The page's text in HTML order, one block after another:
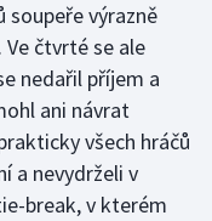
soupeře výrazně
čtvrté se ale
nedařil příjem a
ani návrat
všech hráčů
a nevydrželi v
break, v kterém